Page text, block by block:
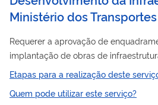
Ministério dos Transportes
Requerer a aprovação de
implantação de obras de
habilitação no Regime Especial de
Desenvolvimento da Infraestrutura – REIDI.
apreciação de requerimento, das
Etapas para a realização deste
Quem pode utilizar este serviço?